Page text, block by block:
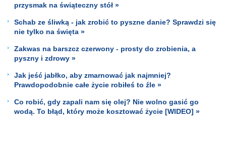
przysmak na świąteczny stół »
Schab ze śliwką - jak zrobić to pyszne danie? Sprawdzi się
nie tylko na święta »
Zakwas na barszcz czerwony - prosty do zrobienia, a
pyszny i zdrowy »
Jak jeść jabłko, aby zmarnować jak najmniej?
Prawdopodobnie całe życie robiłeś to źle »
Co robić, gdy zapali nam się olej? Nie wolno gasić go
wodą. To błąd, który może kosztować życie [WIDEO] »